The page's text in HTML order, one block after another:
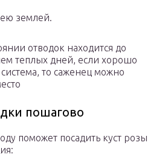
землей.
отводок находится до
теплых дней, если хорошо
то саженец можно
пошагово
поможет посадить куст розы